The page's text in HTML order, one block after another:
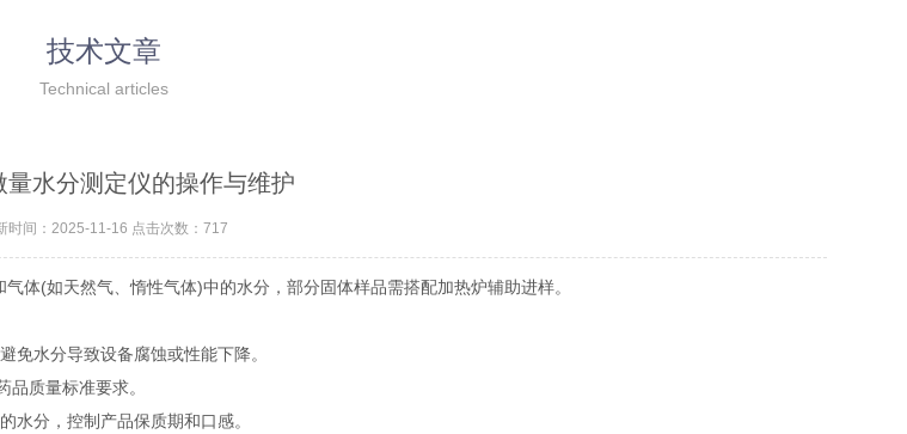
技术文章
Technical articles
量水分测定仪的操作与维护
时间：2025-11-16 点击次数：717
体(如天然气、惰性气体)中的水分，部分固体样品需搭配加热炉辅助进样。
水分导致设备腐蚀或性能下降。
质量标准要求。
分，控制产品保质期和口感。